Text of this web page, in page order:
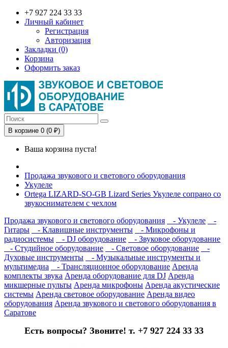
+7 927 224 33 33
Личный кабинет
Регистрация
Авторизация
Закладки (0)
Корзина
Оформить заказ
В корзине 0 (0 ₽)
Ваша корзина пуста!
Продажа звукового и светового оборудования
Укулеле
Ortega LIZARD-SO-GB Lizard Series Укулеле сопрано со
звукоснимателем с чехлом
Продажа звукового и светового оборудования
- Укулеле
-
Гитары
- Клавишные инструменты
- Микрофоны и
радиосистемы
- DJ оборудование
- Звуковое оборудование
- Студийное оборудование
- Световое оборудование
-
Духовые инструменты
- Музыкальные инструменты и
мультимедиа
- Трансляционное оборудование Аренда
комплекты звука Аренда оборудование для DJ Аренда
микшерные пульты Аренда микрофоны Аренда акустические
системы Аренда световое оборудование Аренда видео
оборудования Аренда звукового и светового оборудования в
Саратове
Есть вопросы? Звоните! т. +7 927 224 33 33